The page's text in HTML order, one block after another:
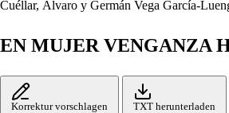
Cuéllar, Álvaro y Germán Vega García-
EN MUJER VENGANZA
Korrektur vorschlagen TXT herunterladen